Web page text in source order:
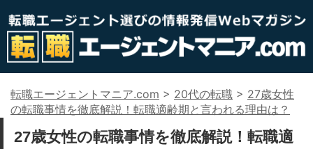
転職エージェントマニア.com > 20代の転職 > 27歳女性
の転職事情を徹底解説！転職適齢期と言われる理由は？
27歳女性の転職事情を徹底解説！転職適